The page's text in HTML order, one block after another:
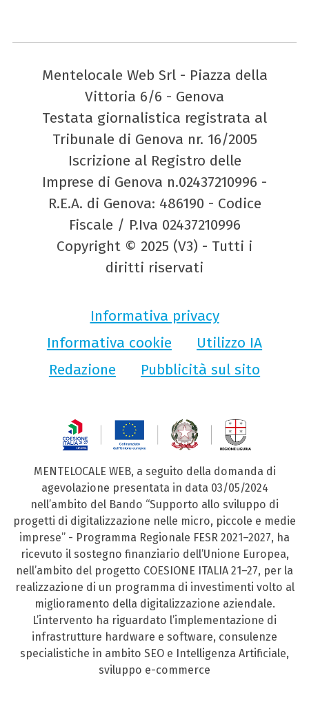
Mentelocale Web Srl - Piazza della
Vittoria 6/6 - Genova
Testata giornalistica registrata al
Tribunale di Genova nr. 16/2005
Iscrizione al Registro delle
Imprese di Genova n.02437210996 -
R.E.A. di Genova: 486190 - Codice
Fiscale / P.Iva 02437210996
Copyright © 2025 (V3) - Tutti i
diritti riservati
Informativa privacy
Informativa cookie
Utilizzo IA
Redazione
Pubblicità sul sito
MENTELOCALE WEB, a seguito della domanda di
agevolazione presentata in data 03/05/2024
nell’ambito del Bando “Supporto allo sviluppo di
progetti di digitalizzazione nelle micro, piccole e medie
imprese” - Programma Regionale FESR 2021–2027, ha
ricevuto il sostegno finanziario dell’Unione Europea,
nell’ambito del progetto COESIONE ITALIA 21–27, per la
realizzazione di un programma di investimenti volto al
miglioramento della digitalizzazione aziendale.
L’intervento ha riguardato l’implementazione di
infrastrutture hardware e software, consulenze
specialistiche in ambito SEO e Intelligenza Artificiale,
sviluppo e-commerce